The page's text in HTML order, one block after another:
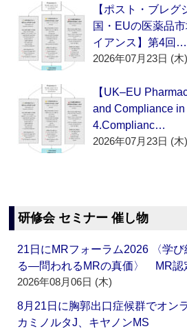
【ポスト・ブレ
国・EUの医薬品
イアンス】第4回…
2026年07月23日 (木)
【UK–EU
and Compliance in
4.Complianc…
2026年07月23日 (木)
研修会 セミナー 催し物
21日にMRフォーラム2026 〈学び
る―問われるMRの真価〉 MR認
2026年08月06日 (木)
8月21日に胸郭出口症候群でオ
カミノルタJ、キヤノンMS